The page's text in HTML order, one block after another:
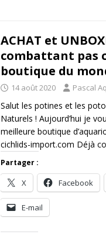
ACHAT et
combattant pas
boutique du
14 août 2020 Pascal
Salut les potines et les
Naturels ! Aujourd’hui je
meilleure boutique
cichlids-import.com Déjà
Partager :
X Facebook
E-mail